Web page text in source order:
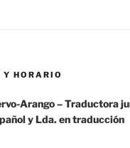
Y HORARIO
Arango – Traductora
y Lda. en traducción